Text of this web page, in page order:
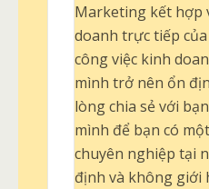
Marketing kết hợp
doanh trực tiếp
công việc kinh
mình trở nên ổn
lòng chia sẻ với
mình để bạn có
chuyên nghiệp tại
định và không giới